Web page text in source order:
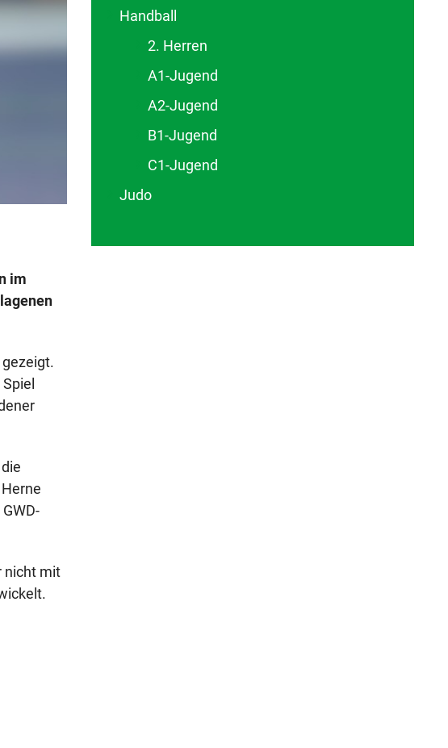
im
nicht mit
Handball
2. Herren
A1-Jugend
A2-Jugend
B1-Jugend
C1-Jugend
Judo